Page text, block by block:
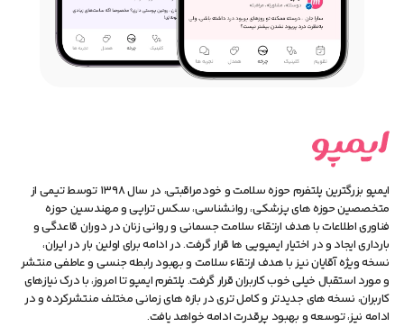
ایمپو بزرگترین پلتفرم حوزه سلامت و خودمراقبتی، در سال ۱۳۹۸ توسط تیمی از
متخصصین حوزه های پزشکی، روانشناسی، سکس تراپی و مهندسین حوزه
فناوری اطلاعات با هدف ارتقاء سلامت جسمانی و روانی زنان در دوران قاعدگی و
بارداری ایجاد و در اختیار ایمپویی ها قرار گرفت. در ادامه برای اولین بار در ایران،
نسخه ویژه آقایان نیز با هدف ارتقاء سلامت و بهبود رابطه جنسی و عاطفی منتشر
و مورد استقبال خیلی خوب کاربران قرار گرفت. پلتفرم ایمپو تا امروز، با درک نیازهای
کاربران، نسخه های جدیدتر و کامل تری در بازه های زمانی مختلف منتشرکرده و در
ادامه نیز، توسعه و بهبود پرقدرت ادامه خواهد یافت.